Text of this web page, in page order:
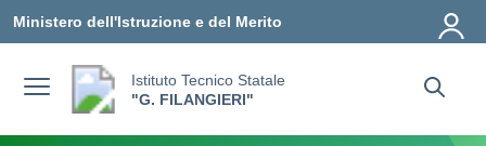
Ministero dell'Istruzione e del Merito
Istituto Tecnico Statale
"G. FILANGIERI"